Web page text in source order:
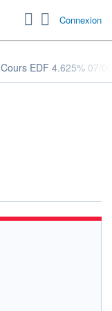
Connexion
Cours EDF 4.625% 07/